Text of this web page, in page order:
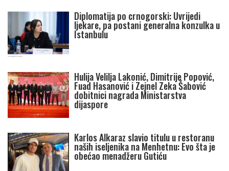
Diplomatija po crnogorski: Uvrijedi
ljekare, pa postani generalna konzulka u
Istanbulu
Hulija Velilja Lakonić, Dimitrije Popović,
Fuad Hasanović i Zejnel Zeka Šabović
dobitnici nagrada Ministarstva
dijaspore
Karlos Alkaraz slavio titulu u restoranu
naših iseljenika na Menhetnu: Evo šta je
obećao menadžeru Gutiću